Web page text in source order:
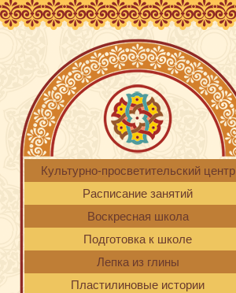
Культурно-просветительский центр
Расписание занятий
Воскресная школа
Подготовка к школе
Лепка из глины
Пластилиновые истории